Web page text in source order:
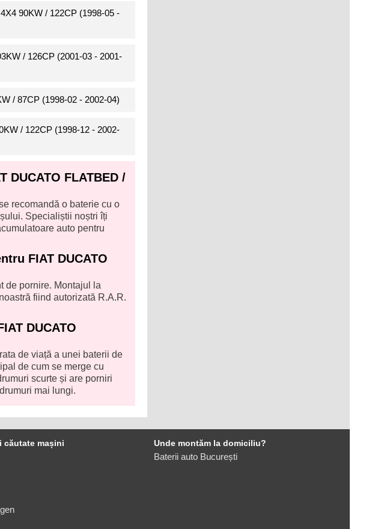
90KW / 122CP (1998-05 -
/ 126CP (2001-03 - 2001-
/ 87CP (1998-02 - 2002-04)
/ 122CP (1998-12 - 2002-
DUCATO FLATBED /
recomandă o baterie cu o
Specialiștii noștri îți
auto pentru
FIAT DUCATO
de pornire. Montajul la
fiind autorizată R.A.R.
DUCATO
de viață a unei baterii de
de cum se merge cu
scurte și are porniri
mai lungi.
căutate mașini Unde montăm la domiciliu?
Baterii auto București